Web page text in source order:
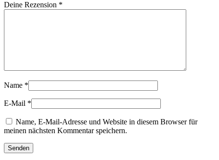
Deine Rezension *
Name *
E-Mail *
Name, E-Mail-Adresse und Website in diesem Browser für
meinen nächsten Kommentar speichern.